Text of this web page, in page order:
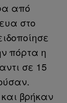
από
στο
πόρτα η
σε 15
βρήκαν